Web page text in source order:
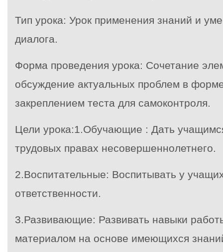
Тип урока: Урок применения знаний и
диалога.
Форма проведения урока: Сочетание
обсуждение актуальных проблем в
закреплением теста для самоконтроля.
Цели урока:1.Обучающие : Дать
трудовых правах несовершеннолетнего.
2.Воспитательные: Воспитывать у
ответственности.
3.Развивающие: Развивать навыки
материалом на основе имеющихся